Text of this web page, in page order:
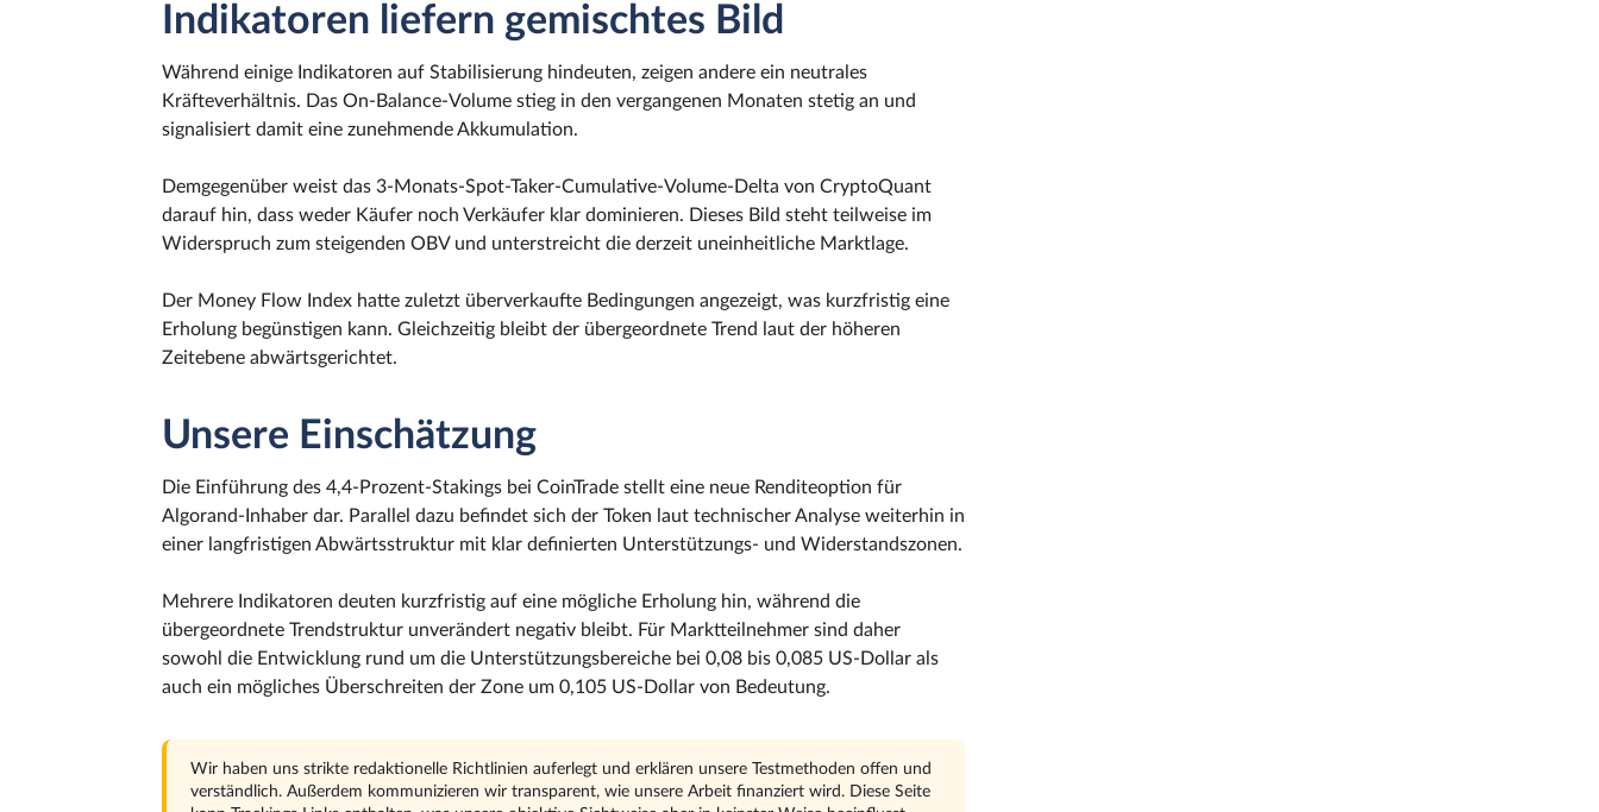
Indikatoren liefern gemischtes Bild
Während einige Indikatoren auf Stabilisierung hindeuten, zeigen andere ein neutrales
Kräfteverhältnis. Das On-Balance-Volume stieg in den vergangenen Monaten stetig an und
signalisiert damit eine zunehmende Akkumulation.
Demgegenüber weist das 3-Monats-Spot-Taker-Cumulative-Volume-Delta von CryptoQuant
darauf hin, dass weder Käufer noch Verkäufer klar dominieren. Dieses Bild steht teilweise im
Widerspruch zum steigenden OBV und unterstreicht die derzeit uneinheitliche Marktlage.
Der Money Flow Index hatte zuletzt überverkaufte Bedingungen angezeigt, was kurzfristig eine
Erholung begünstigen kann. Gleichzeitig bleibt der übergeordnete Trend laut der höheren
Zeitebene abwärtsgerichtet.
Unsere Einschätzung
Die Einführung des 4,4-Prozent-Stakings bei CoinTrade stellt eine neue Renditeoption für
Algorand-Inhaber dar. Parallel dazu befindet sich der Token laut technischer Analyse weiterhin in
einer langfristigen Abwärtsstruktur mit klar definierten Unterstützungs- und Widerstandszonen.
Mehrere Indikatoren deuten kurzfristig auf eine mögliche Erholung hin, während die
übergeordnete Trendstruktur unverändert negativ bleibt. Für Marktteilnehmer sind daher
sowohl die Entwicklung rund um die Unterstützungsbereiche bei 0,08 bis 0,085 US-Dollar als
auch ein mögliches Überschreiten der Zone um 0,105 US-Dollar von Bedeutung.
Wir haben uns strikte redaktionelle Richtlinien auferlegt und erklären unsere Testmethoden offen und
verständlich. Außerdem kommunizieren wir transparent, wie unsere Arbeit finanziert wird. Diese Seite